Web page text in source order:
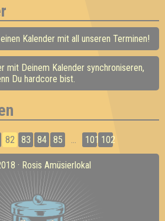
Kalender mit all unseren Terminen!
mit Deinem Kalender synchroniseren,
Du hardcore bist.
82 83 84 85 ... 101 102
· Rosis Amüsierlokal